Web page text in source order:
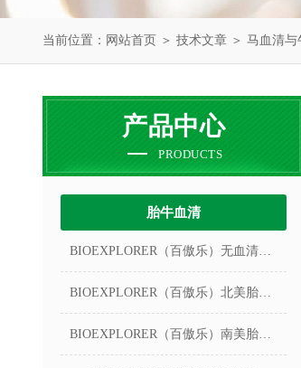
当前位置： 网站首页 ＞ 技术文章 ＞ 马血清
产品中心
PRODUCTS
胎牛血清
BIOEXPLORER（百傲乐）无血清冻存液
BIOEXPLORER（百傲乐）北美胎牛血清
BIOEXPLORER（百傲乐）南美胎牛血清